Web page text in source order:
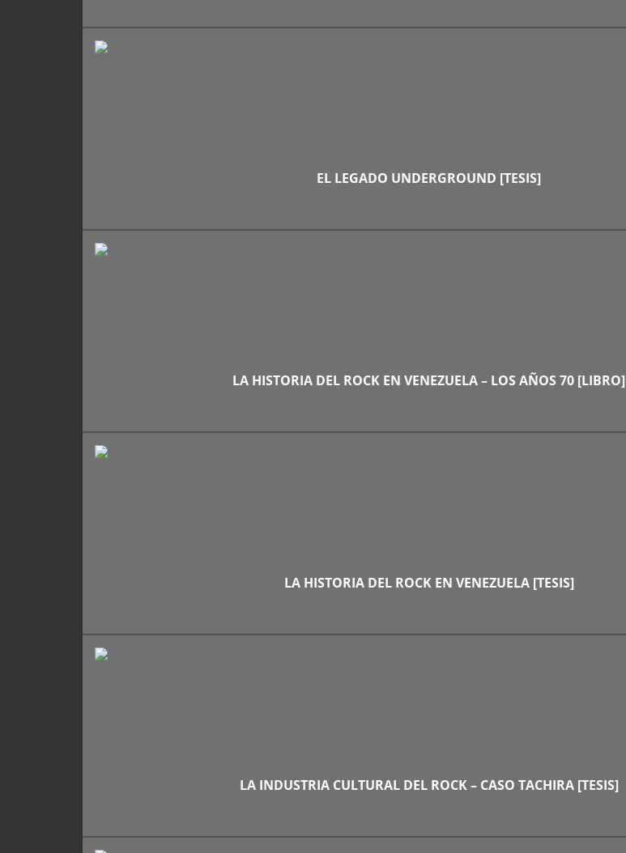
EL LEGADO UNDERGROUND [TESIS]
LA HISTORIA DEL ROCK EN VENEZUELA – LOS AÑOS 70 [LIBRO]
LA HISTORIA DEL ROCK EN VENEZUELA [TESIS]
LA INDUSTRIA CULTURAL DEL ROCK – CASO TACHIRA [TESIS]